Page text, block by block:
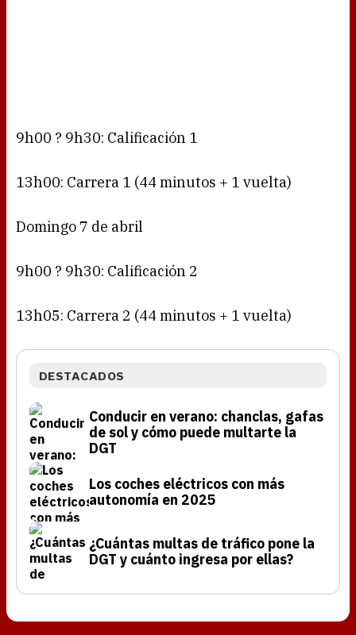
9h00 ? 9h30: Calificación 1
13h00: Carrera 1 (44 minutos + 1 vuelta)
Domingo 7 de abril
9h00 ? 9h30: Calificación 2
13h05: Carrera 2 (44 minutos + 1 vuelta)
DESTACADOS
Conducir en verano: chanclas, gafas
de sol y cómo puede multarte la
DGT
Los coches eléctricos con más
autonomía en 2025
¿Cuántas multas de tráfico pone la
DGT y cuánto ingresa por ellas?